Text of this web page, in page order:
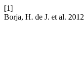
[1]
Borja, H. de J. et al.